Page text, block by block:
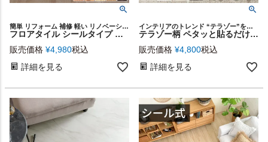
簡単 リフォーム 補修 軽い リノベーション 店舗 カフェ レストラン オフィス 土足 可能 OK 接着剤不要 オーク チーク リビング ダイニング 寝室 ベッドルーム トイレ スタイリッシュ
フロアタイル シールタイプ 床材 24枚セット 約 2畳 ブラウン ベージュ 木目調 フローリング タイル マット カーペット 床 フロア ナチュラル フロアシート 低コスト 耐久性 耐水性 シール 貼るだけ 接着剤 おしゃれ 北欧 リゾート インテリア DIY 西海岸 [set24-85001]
販売価格 ¥4,980税込
詳細を見る
インテリアのトレンド “テラゾー”を簡単リアル再現
テラゾー柄 ペタッと貼るだけシール式フロアタイル[約1.5畳/14枚セット] [set14-84254]
販売価格 ¥4,800税込
詳細を見る